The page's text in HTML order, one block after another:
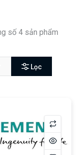
số 4 sản phẩm
Lọc